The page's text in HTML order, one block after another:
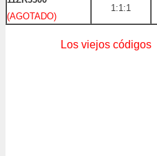
(AGOTADO)
1:1:1
Los viejos códigos